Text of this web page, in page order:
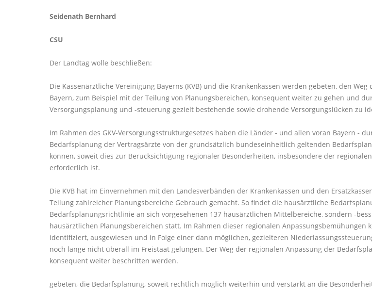
Seidenath Bernhard
CSU
Der Landtag wolle beschließen:
Die Kassenärztliche Vereinigung Bayerns (KVB) und die Krankenkassen werden gebeten, den
Bayern, zum Beispiel mit der Teilung von Planungsbereichen, konsequent weiter zu gehen und
Versorgungsplanung und -steuerung gezielt bestehende sowie drohende Versorgungslücken zu
Im Rahmen des GKV-Versorgungsstrukturgesetzes haben die Länder - und allen voran Bayern -
Bedarfsplanung der Vertragsärzte von der grundsätzlich bundeseinheitlich geltenden
können, soweit dies zur Berücksichtigung regionaler Besonderheiten, insbesondere der
erforderlich ist.
Die KVB hat im Einvernehmen mit den Landesverbänden der Krankenkassen und den
Teilung zahlreicher Planungsbereiche Gebrauch gemacht. So findet die hausärztliche
Bedarfsplanungsrichtlinie an sich vorgesehenen 137 hausärztlichen Mittelbereiche, sondern -
hausärztlichen Planungsbereichen statt. Im Rahmen dieser regionalen Anpassungsbemühungen
identifiziert, ausgewiesen und in Folge einer dann möglichen, gezielteren
noch lange nicht überall im Freistaat gelungen. Der Weg der regionalen Anpassung der
konsequent weiter beschritten werden.
gebeten, die Bedarfsplanung, soweit rechtlich möglich weiterhin und verstärkt an die